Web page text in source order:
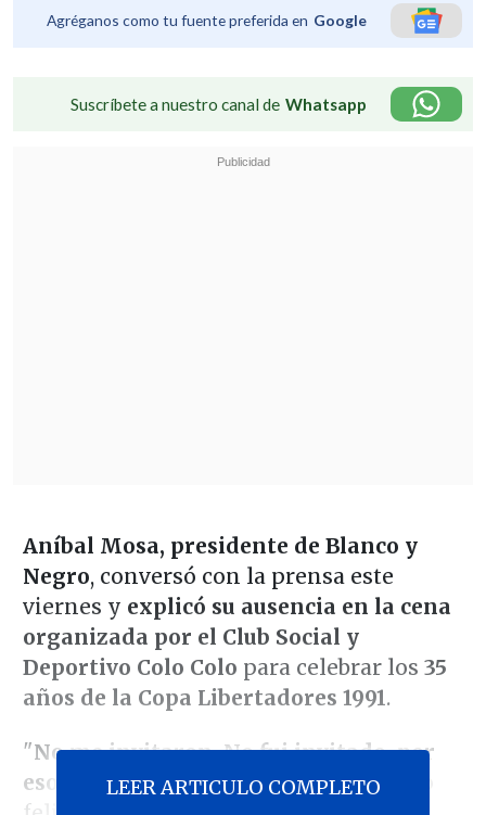
Agréganos como tu fuente preferida en Google
Suscríbete a nuestro canal de Whatsapp
Aníbal Mosa, presidente de Blanco y
Negro, conversó con la prensa este
viernes y explicó su ausencia en la cena
organizada por el Club Social y
Deportivo Colo Colo para celebrar los 35
años de la Copa Libertadores 1991.
"No me invitaron. No fui invitado, por
eso no fui. De verdad, si no, hubiese ido
LEER ARTICULO COMPLETO